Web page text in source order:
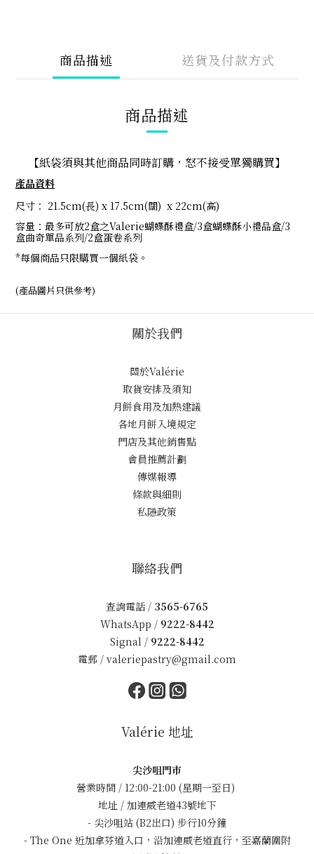
商品描述 送貨及付款方式
商品描述
【紙袋須與其他商品同時訂購，怒不接受單獨購買】
產品資料
尺寸： 21.5cm(長) x 17.5cm(闊) x 22cm(高)
容量：最多可放2盒之Valerie蝴蝶酥禮盒/3盒蝴蝶酥小禮品盒/3
盒曲奇單品系列/2盒蛋卷系列
*每個商品只限購買一個紙袋。
(產品圖片只供參考)
關於我們
關於Valérie
取貨安排及須知
月餅食用及加熱建議
各地月餅入境規定
門店及其他銷售點
會員推薦計劃
傳媒報導
條款與細則
私隱政策
聯絡我們
查詢電話 / 3565-6765
WhatsApp / 9222-8442
Signal / 9222-8442
電郵 / valeriepastry@gmail.com
Valérie 地址
尖沙咀門市
營業時間 / 12:00-21:00 (星期一至日)
地址 / 加連威老道43號地下
- 尖沙咀站 (B2出口) 步行10分鐘
- The One 近加拿芬道入口，沿加連威老道直行，至嘉蘭圍附